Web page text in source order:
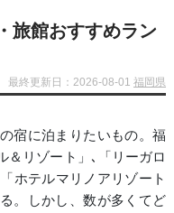
旅館おすすめラン
最終更新日：2026-08-01福岡県
宿に泊まりたいもの。福
＆リゾート」､「リーガロ
ホテルマリノアリゾート
。しかし、数が多くてど